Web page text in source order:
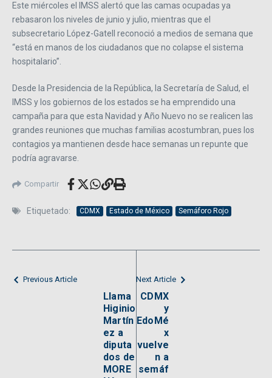
Este miércoles el IMSS alertó que las camas ocupadas ya
rebasaron los niveles de junio y julio, mientras que el
subsecretario López-Gatell reconoció a medios de semana que
“está en manos de los ciudadanos que no colapse el sistema
hospitalario”.
Desde la Presidencia de la República, la Secretaría de Salud, el
IMSS y los gobiernos de los estados se ha emprendido una
campaña para que esta Navidad y Año Nuevo no se realicen las
grandes reuniones que muchas familias acostumbran, pues los
contagios ya mantienen desde hace semanas un repunte que
podría agravarse.
Compartir
Etiquetado: CDMX Estado de México Semáforo Rojo
Previous Article
Llama
Higinio
Martín
ez a
diputa
dos de
MORE
Next Article
CDMX
y
EdoMé
x
vuelve
n a
semáf